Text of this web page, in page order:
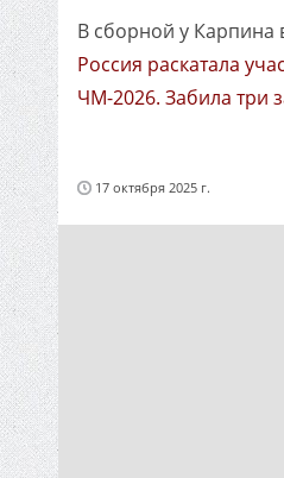
В сборной у Карпина
Россия раскатала
ЧМ-2026. Забила три
17 октября 2025 г.